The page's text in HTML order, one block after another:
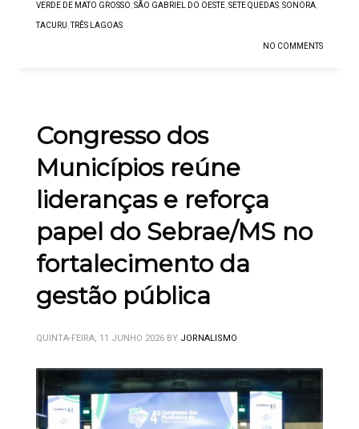
VERDE DE MATO GROSSO SÃO GABRIEL DO OESTE SETE QUEDAS SONORA
TACURU ,TRÊS LAGOAS
NO COMMENTS
Congresso dos
Municípios reúne
lideranças e reforça
papel do Sebrae/MS no
fortalecimento da
gestão pública
QUINTA-FEIRA, 11 JUNHO 2026 BY JORNALISMO